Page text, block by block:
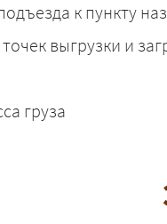
к пункту
выгрузки и
груза